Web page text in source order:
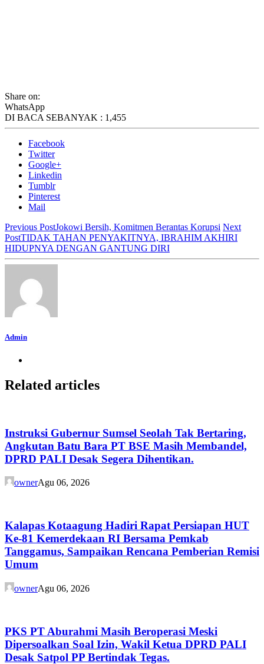
Share on:
WhatsApp
DI BACA SEBANYAK : 1,455
Facebook
Twitter
Google+
Linkedin
Tumblr
Pinterest
Mail
Previous PostJokowi Bersih, Komitmen Berantas Korupsi Next
PostTIDAK TAHAN PENYAKITNYA, IBRAHIM AKHIRI
HIDUPNYA DENGAN GANTUNG DIRI
Admin
Related articles
Instruksi Gubernur Sumsel Seolah Tak Bertaring,
Angkutan Batu Bara PT BSE Masih Membandel,
DPRD PALI Desak Segera Dihentikan.
ownerAgu 06, 2026
Kalapas Kotaagung Hadiri Rapat Persiapan HUT
Ke-81 Kemerdekaan RI Bersama Pemkab
Tanggamus, Sampaikan Rencana Pemberian Remisi
Umum
ownerAgu 06, 2026
PKS PT Aburahmi Masih Beroperasi Meski
Dipersoalkan Soal Izin, Wakil Ketua DPRD PALI
Desak Satpol PP Bertindak Tegas.